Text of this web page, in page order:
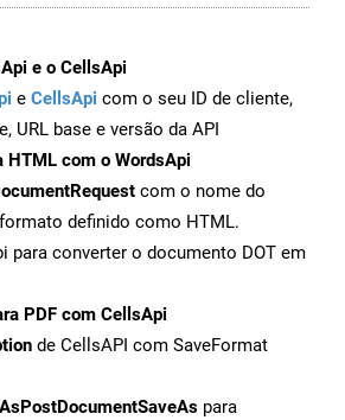
e o CellsApi
e CellsApi com o seu ID de cliente,
URL base e versão da API
HTML com o WordsApi
com o nome do
definido como HTML.
para converter o documento DOT em
PDF com CellsApi
de CellsAPI com SaveFormat
para